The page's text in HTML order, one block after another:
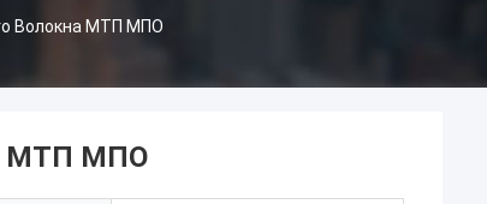
Волокна МТП МПО
МТП МПО